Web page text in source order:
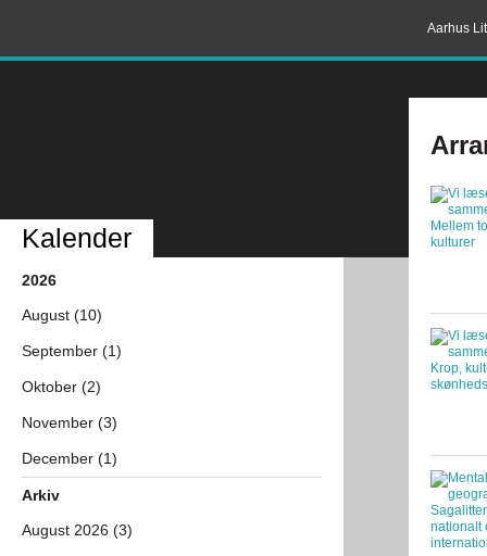
Aarhus
Kalender
2026
August (10)
September (1)
Oktober (2)
November (3)
December (1)
Arkiv
August 2026 (3)